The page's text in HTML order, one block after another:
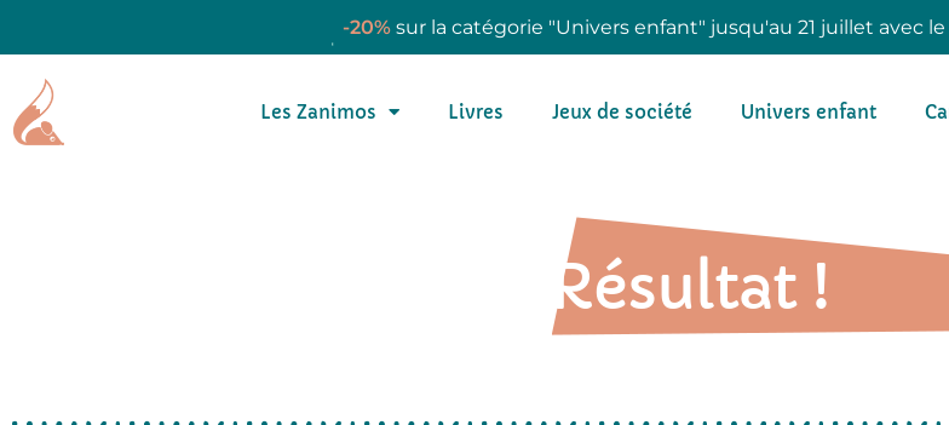
-20% sur la catégorie "Univers enfant" jusqu'au 21 juillet avec
Les Zanimos Livres Jeux de société Univers enfant
Résultat !